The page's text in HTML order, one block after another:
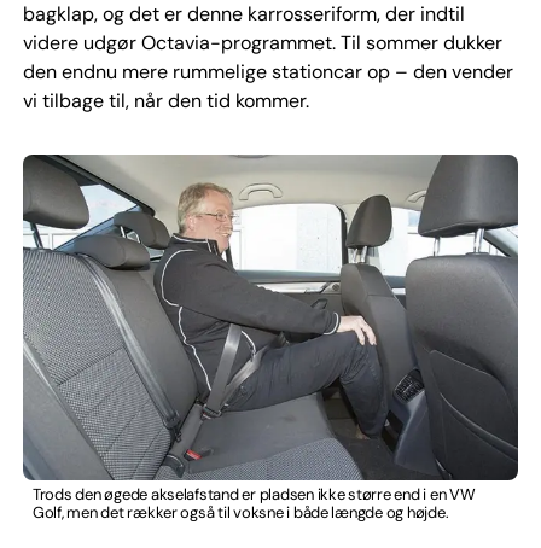
bagklap, og det er denne karrosseriform, der indtil
videre udgør Octavia-programmet. Til sommer dukker
den endnu mere rummelige stationcar op – den vender
vi tilbage til, når den tid kommer.
Trods den øgede akselafstand er pladsen ikke større end i en VW
Golf, men det rækker også til voksne i både længde og højde.